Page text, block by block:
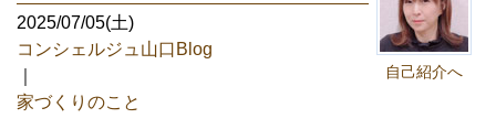
自己紹介へ
2025/07/05(土)
コンシェルジュ山口Blog
家づくりのこと